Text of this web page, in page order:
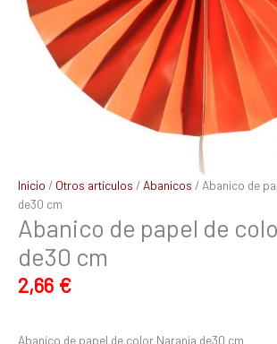
Inicio / Otros artículos /Abanicos / Abanico de
de30 cm
Abanico de papel de
de30 cm
2,66 €
Abanico de papel de color Naranja de30 cm